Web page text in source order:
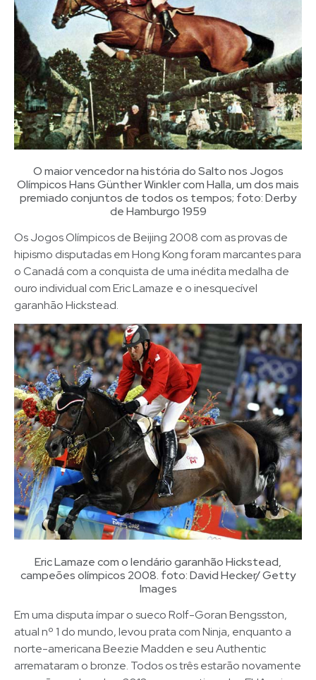
O maior vencedor na história do Salto nos Jogos
Olímpicos Hans Günther Winkler com Halla, um dos mais
premiado conjuntos de todos os tempos; foto: Derby
de Hamburgo 1959
Os Jogos Olímpicos de Beijing 2008 com as provas de
hipismo disputadas em Hong Kong foram marcantes para
o Canadá com a conquista de uma inédita medalha de
ouro individual com Eric Lamaze e o inesquecível
garanhão Hickstead.
Eric Lamaze com o lendário garanhão Hickstead,
campeões olímpicos 2008. foto: David Hecker/ Getty
Images
Em uma disputa ímpar o sueco Rolf-Goran Bengsston,
atual nº 1 do mundo, levou prata com Ninja, enquanto a
norte-americana Beezie Madden e seu Authentic
arremataram o bronze. Todos os três estarão novamente